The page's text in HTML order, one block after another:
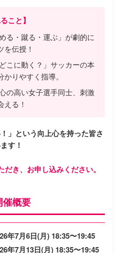
こと】
る・蹴る・運ぶ」が劇的に
を伝授！
こに動く？」サッカーの本
りやすく指導。
の高い女子選手同士、刺激
える！
」という向上心を持った皆さ
す！
き、お申し込みください。
催概要
年7月6日(月) 18:35〜19:45
年7月13日(月) 18:35〜19:45